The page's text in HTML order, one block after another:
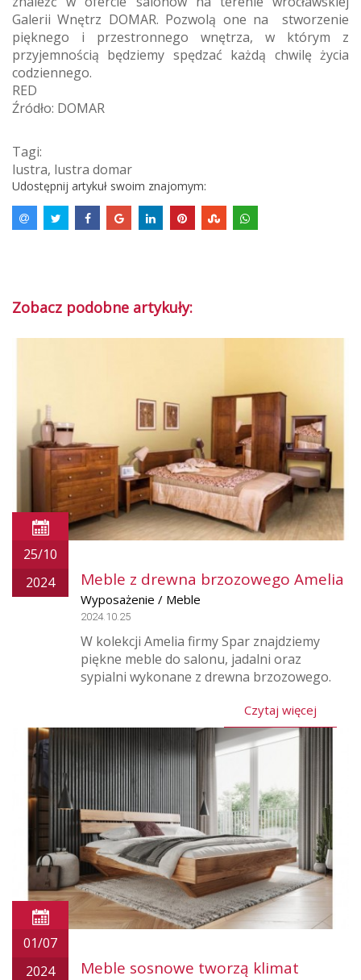
Galerii Wnętrz DOMAR. Pozwolą one na stworzenie
pięknego i przestronnego wnętrza, w którym z
przyjemnością będziemy spędzać każdą chwilę życia
codziennego.
RED
Źródło: DOMAR
Tagi:
lustra, lustra domar
Udostępnij artykuł swoim znajomym:
Zobacz podobne artykuły:
25/10
2024
Meble z drewna brzozowego Amelia
Wyposażenie / Meble
2024.10.25
W kolekcji Amelia firmy Spar znajdziemy
piękne meble do salonu, jadalni oraz
sypialni wykonane z drewna brzozowego.
Czytaj więcej
01/07
2024
Meble sosnowe tworzą klimat